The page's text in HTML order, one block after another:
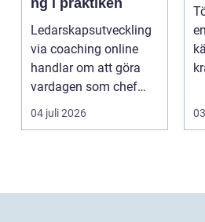
ng i praktiken
Ledarskapsutveckling
via coaching online
handlar om att göra
vardagen som chef
både mer h...
04 juli 2026